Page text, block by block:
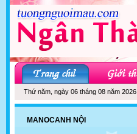
Thứ năm, ngày 06 tháng 08 năm 2026
MANOCANH NỘI